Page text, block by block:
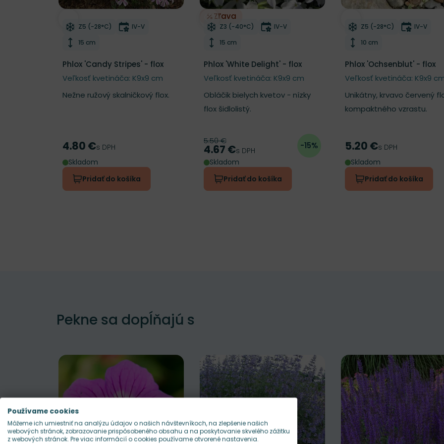
Odober do zoznamu želaní
Mrazuvzdornosť
Z5 (-28°C) Doba kvitnutia
IV-V
Výška rastliny
15 cm
Phlox 'Candy Stripes' - flox
Veľkosť kvetináča: K9x9 cm
Nežne ružový skalničkový flox.
Cena
4.80 €s DPH
Skladom
Pridať do košíka
Zľava
Odober do zoznamu želaní
Mrazuvzdornosť
Z3 (-40°C) Doba kvitnutia
IV-V
Výška rastliny
15 cm
Phlox 'White Delight' - flox
Veľkosť kvetináča: K9x9 cm
Obláčik bielych kvetov - nízky
flox šidlolistý.
Pôvodná cena
5.50 €
Cena
4.67 €s DPH -15%
Skladom
Pridať do košíka
Odober do zoznamu želaní
Mrazuvzdornosť
Z5 (-28°C) Doba
IV-V
Výška rastliny
10 cm
Phlox 'Ochsenblut' - flox
Veľkosť kvetináča: K9x9
Unikátny, krvavo červený
kompaktného vzrastu.
Cena
5.20 €s DPH
Skladom
Pridať do košíka
Pekne sa dopĺňajú s
Používame cookies
Môžeme ich umiestniť na analýzu údajov o našich návštevníkoch, na zlepšenie našich
webových stránok, zobrazovanie prispôsobeného obsahu a na poskytovanie skvelého zážitku
z webových stránok. Pre viac informácií o cookies používame otvorené nastavenia.